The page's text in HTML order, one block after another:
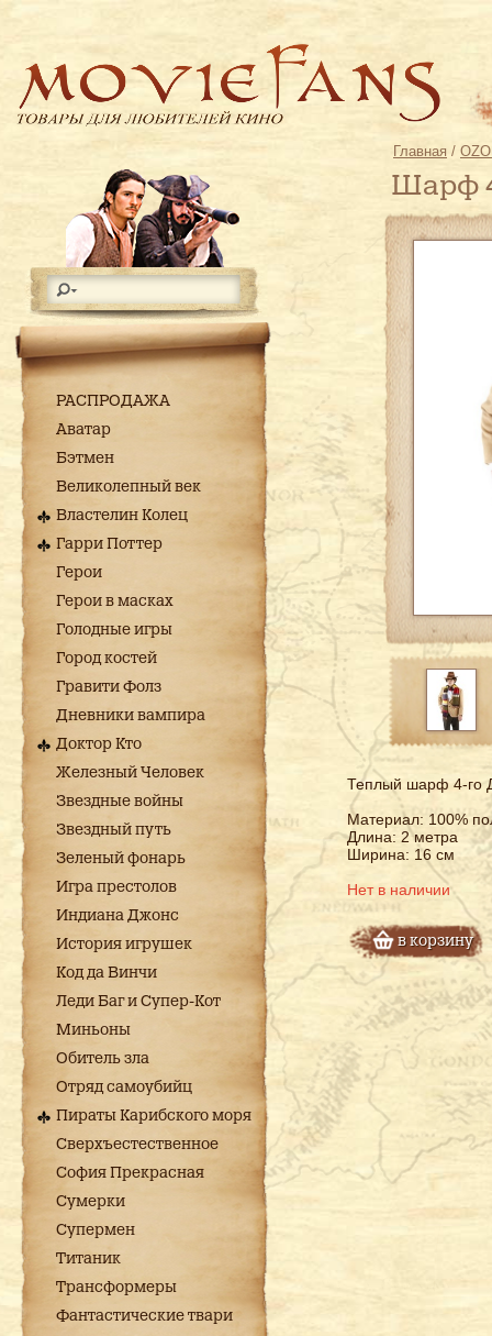
РАСПРОДАЖА
Аватар
Бэтмен
Великолепный век
Властелин Колец
Гарри Поттер
Герои
Герои в масках
Голодные игры
Город костей
Гравити Фолз
Дневники вампира
Доктор Кто
Железный Человек
Звездные войны
Звездный путь
Зеленый фонарь
Игра престолов
Индиана Джонс
История игрушек
Код да Винчи
Леди Баг и Супер-Кот
Миньоны
Обитель зла
Отряд самоубийц
Пираты Карибского моря
Сверхъестественное
София Прекрасная
Сумерки
Супермен
Титаник
Трансформеры
Фантастические твари
Главная /
Шарф
Теплый шарф 4-го
Материал: 100%
Длина: 2 метра
Ширина: 16 см
Нет в наличии
в корзину